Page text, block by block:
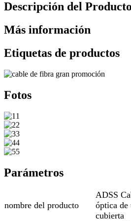
Descripción del Producto
Más información
Etiquetas de productos
Fotos
Parámetros
nombre del producto
ADSS
óptica de
cubierta